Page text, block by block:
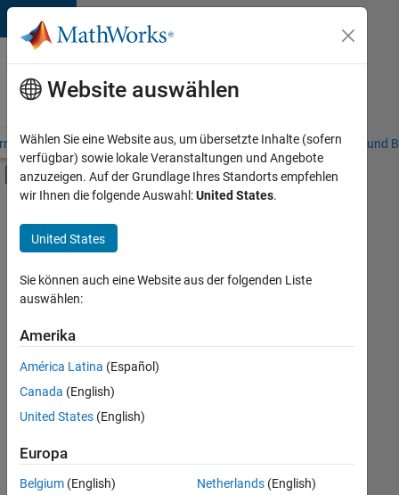
Weiter zum Inhalt
Karriere
bei
MathWorks
– Übersicht Stellensuche Niederlassungen Studierende und
Umschaltung für Off-Canvas-
Hauptinhalt
Information Technology
Customer Support
Education Sales
Inside Sales
Sales Operations
Business Model Team
Finance and Operations
Legal
+7
Derzeit
es
keine
offenen
Stellen,
Ihren
Suchkriterien
Website auswählen
Wählen Sie eine Website aus, um übersetzte Inhalte (sofern
verfügbar) sowie lokale Veranstaltungen und Angebote
anzuzeigen. Auf der Grundlage Ihres Standorts empfehlen
wir Ihnen die folgende Auswahl:United States.
United States
Sie können auch eine Website aus der folgenden Liste
auswählen:
Amerika
América Latina (Español)
Canada (English)
United States (English)
Europa
Belgium (English)
Netherlands(English)